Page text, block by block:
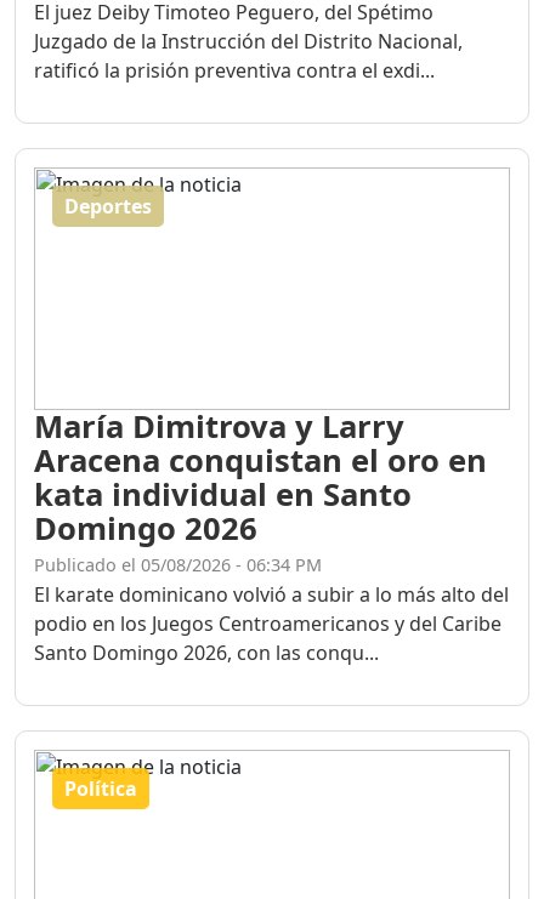
El juez Deiby Timoteo Peguero, del Spétimo
Juzgado de la Instrucción del Distrito Nacional,
ratificó la prisión preventiva contra el exdi...
Deportes
María Dimitrova y Larry
Aracena conquistan el oro en
kata individual en Santo
Domingo 2026
Publicado el 05/08/2026 - 06:34 PM
El karate dominicano volvió a subir a lo más alto del
podio en los Juegos Centroamericanos y del Caribe
Santo Domingo 2026, con las conqu...
Política